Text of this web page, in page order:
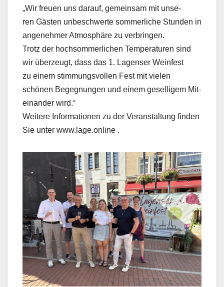
„Wir freuen uns darauf, gemeinsam mit unse-
ren Gästen unbeschwerte sommerliche Stunden in
angenehmer Atmosphäre zu verbringen.
Trotz der hochsommerlichen Temperaturen sind
wir überzeugt, dass das 1. Lagenser Weinfest
zu einem stimmungsvollen Fest mit vielen
schönen Begegnungen und einem geselligem Mit-
einander wird.“
Weitere Informationen zu der Veranstaltung finden
Sie unter www.lage.online .